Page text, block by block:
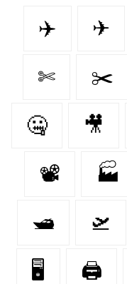
✈️ ✈
✄ ✂️
🤐 🎥
📽 🏭
🛥 🛫
🖥 🖨